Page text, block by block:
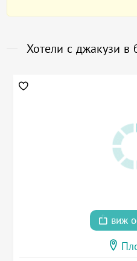
Хотели с джакузи в
виж